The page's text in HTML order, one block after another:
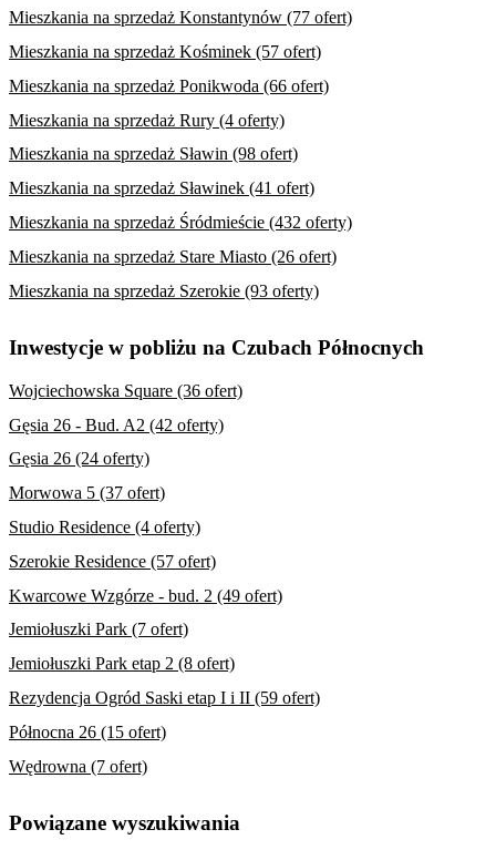
Mieszkania na sprzedaż Konstantynów (77 ofert)
Mieszkania na sprzedaż Kośminek (57 ofert)
Mieszkania na sprzedaż Ponikwoda (66 ofert)
Mieszkania na sprzedaż Rury (4 oferty)
Mieszkania na sprzedaż Sławin (98 ofert)
Mieszkania na sprzedaż Sławinek (41 ofert)
Mieszkania na sprzedaż Śródmieście (432 oferty)
Mieszkania na sprzedaż Stare Miasto (26 ofert)
Mieszkania na sprzedaż Szerokie (93 oferty)
Inwestycje w pobliżu na Czubach Północnych
Wojciechowska Square (36 ofert)
Gęsia 26 - Bud. A2 (42 oferty)
Gęsia 26 (24 oferty)
Morwowa 5 (37 ofert)
Studio Residence (4 oferty)
Szerokie Residence (57 ofert)
Kwarcowe Wzgórze - bud. 2 (49 ofert)
Jemiołuszki Park (7 ofert)
Jemiołuszki Park etap 2 (8 ofert)
Rezydencja Ogród Saski etap I i II (59 ofert)
Północna 26 (15 ofert)
Wędrowna (7 ofert)
Powiązane wyszukiwania